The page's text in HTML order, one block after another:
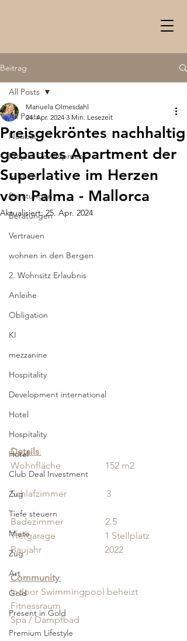
Beitrag
All Posts
Neubau
Projekt Development
Schnee
Beratungen
Beratungen
Vertrauen
wohnen in den Bergen
2. Wohnsitz Erlaubnis
Anleihe
Obligation
KI
mezzanine
Hospitality
Development international
Hotel
Hospitality
Hotel
Club Deal Investment
Zug
Tiefe steuern
Miete
Zug
Art
Gold
Present in Gold
Premium Lifestyle
All Posts
Preisgekröntes nachhaltig
gebautes Apartment der
Superlative im Herzen
von Palma - Mallorca
Manuela Olmesdahl
24. Apr. 2024 3 Min. Lesezeit
Aktualisiert:25. Apr. 2024
Details:
Wohnfläche                   152 m2
Schlafzimmer                 3
Badezimmer                  2.5
Tiefgarage                     1 Stellplatz
Baujahr                           2022
Community:
Indoor Swimmingpool beheizt
Fitnessraum
Spa / Dampfbad